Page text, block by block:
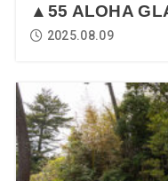
▲55 ALOHA
2025.08.09